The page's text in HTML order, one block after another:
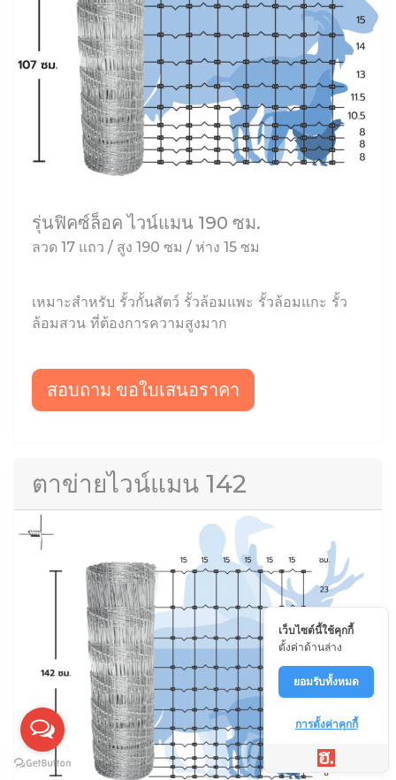
รุ่นฟิคซ์ล็อค ไวน์แมน 190 ซม.
ลวด 17 แถว / สูง 190 ซม / ห่าง 15 ซม
เหมาะสำหรับ รั้วกั้นสัตว์ รั้วล้อมแพะ รั้วล้อมแกะ รั้ว
ล้อมสวน ที่ต้องการความสูงมาก
สอบถาม ขอใบเสนอราคา
ตาข่ายไวน์แมน 142
เว็บไซต์นี้ใช้คุกกี้
ตั้งค่าด้านล่าง
ยอมรับทั้งหมด
การตั้งค่าคุกกี้